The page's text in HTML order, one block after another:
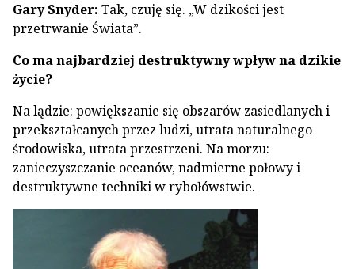
Gary Snyder: Tak, czuję się. „W dzikości jest
przetrwanie Świata”.
Co ma najbardziej destruktywny wpływ na dzikie
życie?
Na lądzie: powiększanie się obszarów zasiedlanych i
przekształcanych przez ludzi, utrata naturalnego
środowiska, utrata przestrzeni. Na morzu:
zanieczyszczanie oceanów, nadmierne połowy i
destruktywne techniki w rybołówstwie.